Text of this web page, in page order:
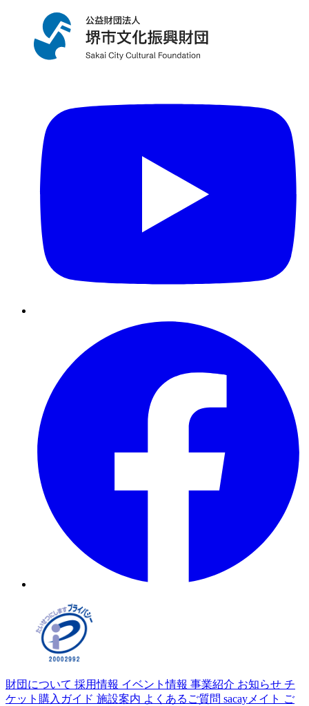
財団について 採用情報 イベント情報 事業紹介 お知らせ チ
ケット購入ガイド 施設案内 よくあるご質問 sacayメイト ご